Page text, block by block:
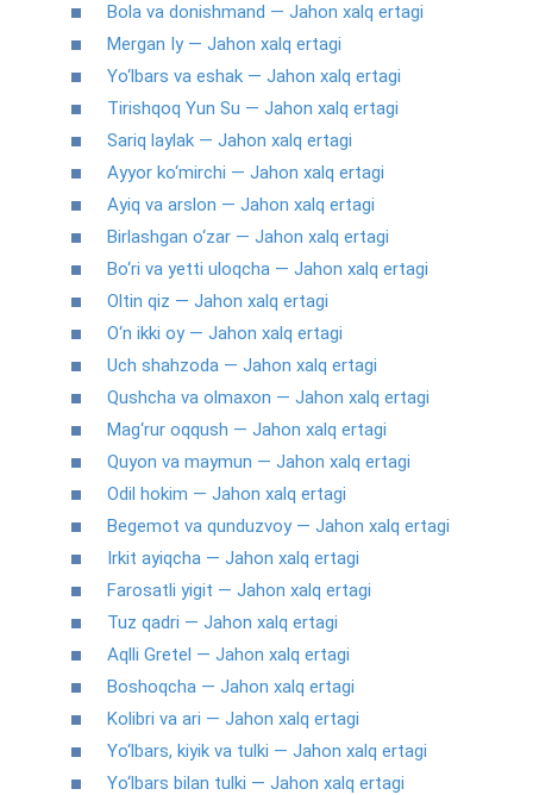
Bola va donishmand — Jahon xalq ertagi
Mergan Iy — Jahon xalq ertagi
Yo‘lbars va eshak — Jahon xalq ertagi
Tirishqoq Yun Su — Jahon xalq ertagi
Sariq laylak — Jahon xalq ertagi
Ayyor ko‘mirchi — Jahon xalq ertagi
Ayiq va arslon — Jahon xalq ertagi
Birlashgan o‘zar — Jahon xalq ertagi
Bo‘ri va yetti uloqcha — Jahon xalq ertagi
Oltin qiz — Jahon xalq ertagi
O‘n ikki oy — Jahon xalq ertagi
Uch shahzoda — Jahon xalq ertagi
Qushcha va olmaxon — Jahon xalq ertagi
Mag‘rur oqqush — Jahon xalq ertagi
Quyon va maymun — Jahon xalq ertagi
Odil hokim — Jahon xalq ertagi
Begemot va qunduzvoy — Jahon xalq ertagi
Irkit ayiqcha — Jahon xalq ertagi
Farosatli yigit — Jahon xalq ertagi
Tuz qadri — Jahon xalq ertagi
Aqlli Gretel — Jahon xalq ertagi
Boshoqcha — Jahon xalq ertagi
Kolibri va ari — Jahon xalq ertagi
Yo‘lbars, kiyik va tulki — Jahon xalq ertagi
Yo‘lbars bilan tulki — Jahon xalq ertagi